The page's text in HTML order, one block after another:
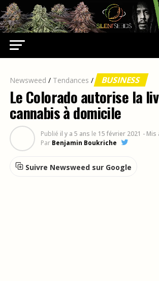
Newsweed / Tendances / BUSINESS
Le Colorado autorise la
cannabis à domicile
Publié il y a 5 ans le 15 février 2021 - Mis
Par Benjamin Boukriche
Suivre Newsweed sur Google